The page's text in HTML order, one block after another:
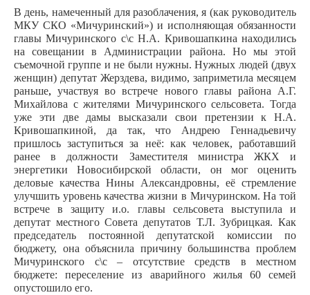
В день, намеченный для разоблачения, я (как руководитель
МКУ СКО «Мичуринский») и исполняющая обязанности
главы Мичуринского с\с Н.А. Кривошапкина находились
на совещании в Администрации района. Но мы этой
съемочной группе и не были нужны. Нужных людей (двух
женщин) депутат Жерздева, видимо, заприметила месяцем
раньше,участвуя во встрече нового главы района А.Г.
Михайлова с жителями Мичуринского сельсовета. Тогда
уже эти две дамы высказали свои претензии к Н.А.
Кривошапкиной, да так, что Андрею Геннадьевичу
пришлось заступиться за неё: как человек, работавший
ранее в должности Заместителя министра ЖКХ и
энергетики Новосибирской области, он мог оценить
деловые качества Нины Александровны, её стремление
улучшить уровень качества жизни в Мичуринском. На той
встрече в защиту и.о. главы сельсовета выступила и
депутат местного Совета депутатов Т.Л. Зубрицкая. Как
председатель постоянной депутатской комиссии по
бюджету, она объяснила причину большинства проблем
Мичуринского с\с – отсутствие средств в местном
бюджете: переселение из аварийного жилья 60 семей
опустошило его.